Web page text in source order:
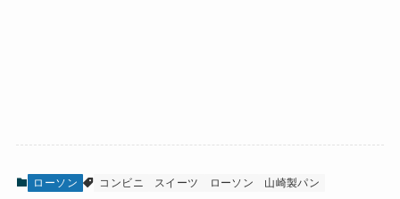
ローソン コンビニ スイーツ ローソン 山崎製パン